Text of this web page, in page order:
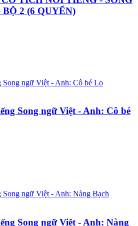
2 (6 QUYỂN)
Song ngữ Việt - Anh: Cô bé
Song ngữ Việt - Anh: Nàng